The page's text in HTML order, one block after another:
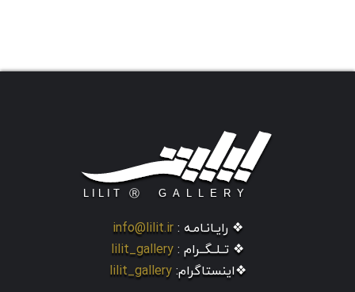
❖ رایـانـامـه : info@lilit.ir
❖ تــلــگــرام : lilit_gallery
❖اینستاگرام: lilit_gallery